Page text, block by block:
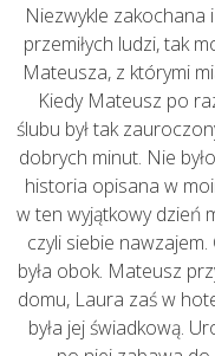
Niezwykle zakochana
przemiłych ludzi, tak
Mateusza, z którymi
Kiedy Mateusz po
ślubu był tak
dobrych minut. Nie
historia opisana w
w ten wyjątkowy dzień
czyli siebie nawzajem.
była obok. Mateusz
domu, Laura zaś w
była jej świadkową.